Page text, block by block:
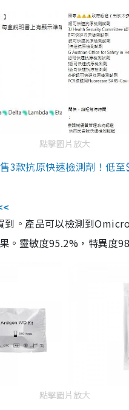
點擊圖片放大
3款抗原快速檢測劑！低
到。產品可以檢測到
。靈敏度95.2%，特異度
點擊圖片放大